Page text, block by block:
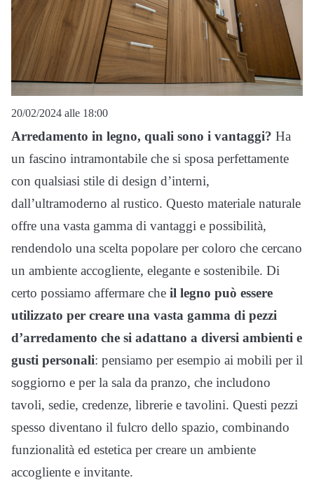
20/02/2024 alle 18:00
Arredamento in legno, quali sono i vantaggi? Ha
un fascino intramontabile che si sposa perfettamente
con qualsiasi stile di design d’interni,
dall’ultramoderno al rustico. Questo materiale naturale
offre una vasta gamma di vantaggi e possibilità,
rendendolo una scelta popolare per coloro che cercano
un ambiente accogliente, elegante e sostenibile. Di
certo possiamo affermare che il legno può essere
utilizzato per creare una vasta gamma di pezzi
d’arredamento che si adattano a diversi ambienti e
gusti personali: pensiamo per esempio ai mobili per il
soggiorno e per la sala da pranzo, che includono
tavoli, sedie, credenze, librerie e tavolini. Questi pezzi
spesso diventano il fulcro dello spazio, combinando
funzionalità ed estetica per creare un ambiente
accogliente e invitante.